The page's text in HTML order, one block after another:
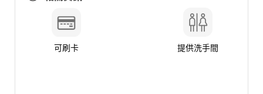
可刷卡 提供洗手間